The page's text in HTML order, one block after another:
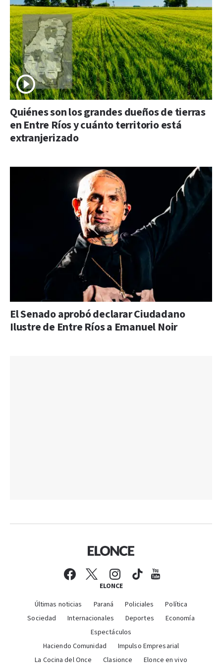
Quiénes son los grandes dueños de tierras
en Entre Ríos y cuánto territorio está
extranjerizado
El Senado aprobó declarar Ciudadano
Ilustre de Entre Ríos a Emanuel Noir
ELONCE
Últimas noticias Paraná Policiales
Política
Sociedad
Internacionales Deportes
Economía
Espectáculos
Haciendo Comunidad
Impulso Empresarial
La Cocina del Once
Clasionce Elonce en vivo